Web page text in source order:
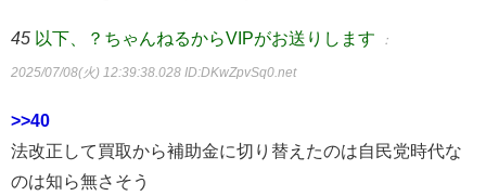
45 以下、？ちゃんねるからVIPがお送りします ：
2025/07/08(火) 12:39:38.028 ID:DKwZpvSq0.net
>>40
法改正して買取から補助金に切り替えたのは自民党時代な
のは知ら無さそう